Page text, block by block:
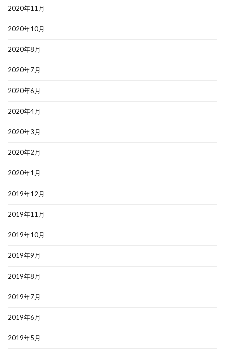
2020年11月
2020年10月
2020年8月
2020年7月
2020年6月
2020年4月
2020年3月
2020年2月
2020年1月
2019年12月
2019年11月
2019年10月
2019年9月
2019年8月
2019年7月
2019年6月
2019年5月